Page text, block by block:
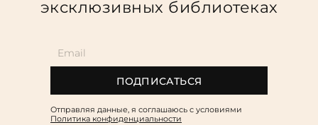
эксклюзивных библиотеках
ПОДПИСАТЬСЯ
Отправляя данные, я соглашаюсь c условиями
Политика конфиденциальности